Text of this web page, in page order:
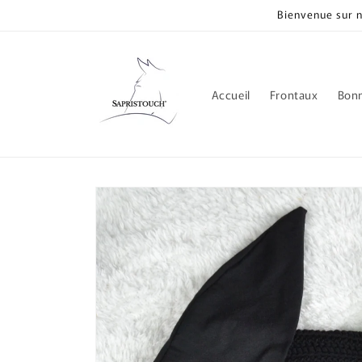
Bienvenue sur
Accueil Frontaux
Passer aux
informations
produits